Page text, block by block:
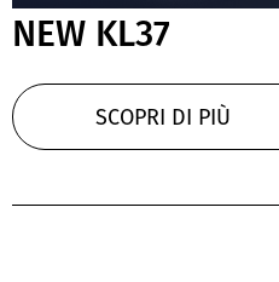
NEW KL37
SCOPRI DI PIÙ